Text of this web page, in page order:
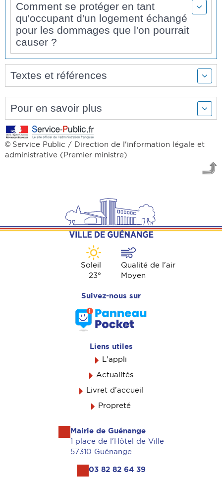
Comment se protéger en tant
qu'occupant d'un logement échangé
pour les dommages que l'on pourrait
causer ?
Textes et références
Pour en savoir plus
© Service Public / Direction de l'information légale et
administrative (Premier ministre)
Soleil
23°
Qualité de l'air
Moyen
Suivez-nous sur
Liens utiles
L'appli
Actualités
Livret d’accueil
Propreté
Mairie de Guénange
1 place de l'Hôtel de Ville
57310 Guénange
03 82 82 64 39